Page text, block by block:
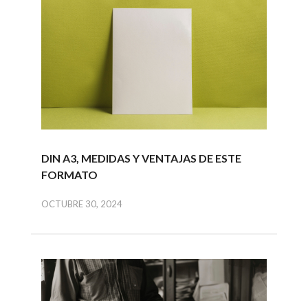
DIN A3, MEDIDAS Y VENTAJAS DE ESTE
FORMATO
OCTUBRE 30, 2024